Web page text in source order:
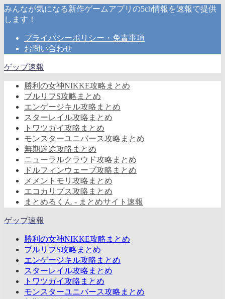
みんなが気になる新作ゲームアプリの5ch情報を速報で提供
します！
プライバシーポリシー・免責事項
お問い合わせ
ゲップ速報
勝利の女神NIKKE攻略まとめ
ブルリフS攻略まとめ
エンゲージキル攻略まとめ
スターレイル攻略まとめ
トワツガイ攻略まとめ
モンスターユニバース攻略まとめ
無期迷途攻略まとめ
ニューラルクラウド攻略まとめ
ドルフィンウェーブ攻略まとめ
メメントモリ攻略まとめ
エコカリプス攻略まとめ
まとめるくん - まとめサイト速報
ゲップ速報
勝利の女神NIKKE攻略まとめ
ブルリフS攻略まとめ
エンゲージキル攻略まとめ
スターレイル攻略まとめ
トワツガイ攻略まとめ
モンスターユニバース攻略まとめ